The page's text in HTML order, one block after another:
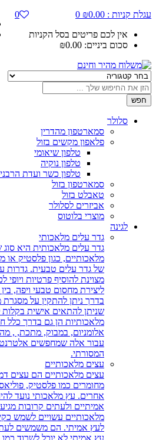
עגלת קניות :
₪0.00
0
אין לכם פריטים בסל הקניות
סכום ביניים:
₪0.00
0
חפש
סלולר
סמארטפון מהדרין
פלאפון מקשים בזול
טלפון שיאומי
טלפון נוקיה
טלפון כשר ועדת
סמארטפון בזול
טאבלט בזול
אביזרים לסלולר
מוצרי בלוטוס
לגינה
גדר עלים מלאכותי
גדר עלים מלאכותית היא סוג
מלאכותיים, כגון פלסטיק
של גדר עלים טבעית. גדרות
מצוינת להוסיף פרטיות
ליצירת מחסום טבעי ויפה,
בדרך ניתן להתקין על
שניתן להתאים אישית בקלות
מלאכותיות הן גם בדרך כלל
אלומניום, במבוק, מתכת, ,
עבור אלה שמחפשים
המסורתי.
עצים מלאכותיים
עצים מלאכותיים הם עצים
מחומרים כמו פלסטיק,
אחרים. עץ מלאכותי נועד
אמיתיים ולעתים קרובות
מלאכותיים עשויים לשמש
לעץ אמיתי. הם משמשים
עץ אמיתי לא יוכל לשרוד